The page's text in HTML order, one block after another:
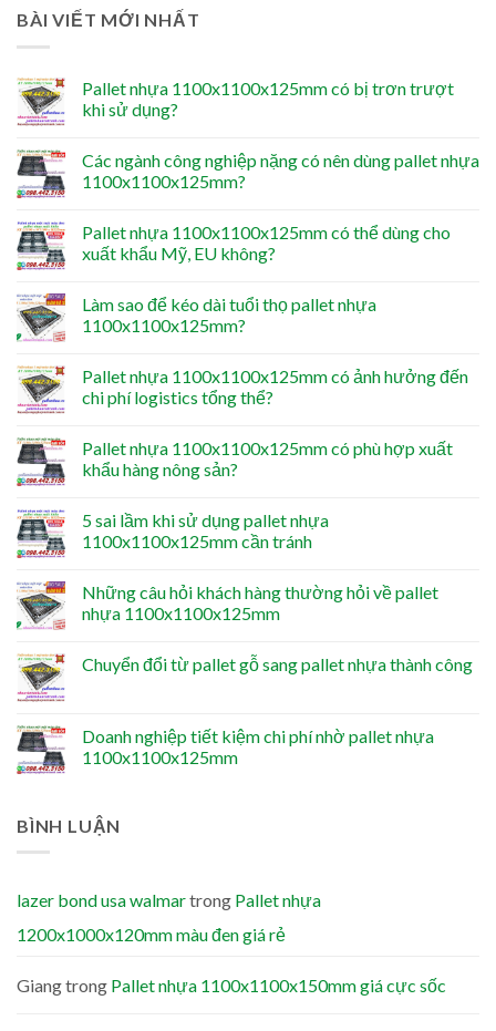
BÀI VIẾT MỚI NHẤT
Pallet nhựa 1100x1100x125mm có bị trơn trượt
khi sử dụng?
Các ngành công nghiệp nặng có nên dùng pallet nhựa
1100x1100x125mm?
Pallet nhựa 1100x1100x125mm có thể dùng cho
xuất khẩu Mỹ, EU không?
Làm sao để kéo dài tuổi thọ pallet nhựa
1100x1100x125mm?
Pallet nhựa 1100x1100x125mm có ảnh hưởng đến
chi phí logistics tổng thể?
Pallet nhựa 1100x1100x125mm có phù hợp xuất
khẩu hàng nông sản?
5 sai lầm khi sử dụng pallet nhựa
1100x1100x125mm cần tránh
Những câu hỏi khách hàng thường hỏi về pallet
nhựa 1100x1100x125mm
Chuyển đổi từ pallet gỗ sang pallet nhựa thành công
Doanh nghiệp tiết kiệm chi phí nhờ pallet nhựa
1100x1100x125mm
BÌNH LUẬN
lazer bond usa walmartrong Pallet nhựa
1200x1000x120mm màu đen giá rẻ
Giangtrong Pallet nhựa 1100x1100x150mm giá cực sốc